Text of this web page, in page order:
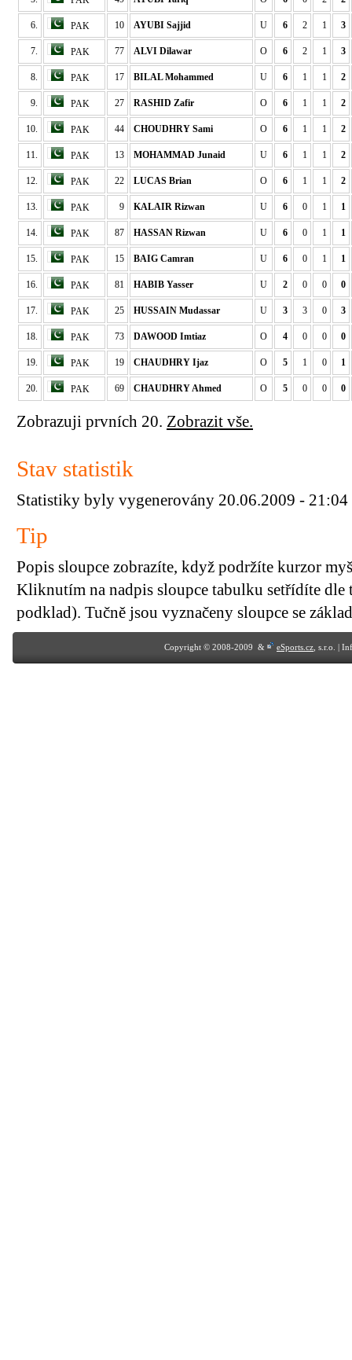
6. PAK 10 AYUBI Sajjid U 6 2 1 3
7. PAK 77 ALVI Dilawar O 6 2 1 3
8. PAK 17 BILAL Mohammed U 6 1 1 2
9. PAK 27 RASHID Zafir O 6 1 1 2
10. PAK 44 CHOUDHRY Sami O 6 1 1 2
11. PAK 13 MOHAMMAD Junaid U 6 1 1 2
12. PAK 22 LUCAS Brian O 6 1 1 2
13. PAK 9 KALAIR Rizwan U 6 0 1 1
14. PAK 87 HASSAN Rizwan U 6 0 1 1
15. PAK 15 BAIG Camran U 6 0 1 1
16. PAK 81 HABIB Yasser U 2 0 0 0
17. PAK 25 HUSSAIN Mudassar U 3 3 0 3
18. PAK 73 DAWOOD Imtiaz O 4 0 0 0
19. PAK 19 CHAUDHRY Ijaz O 5 1 0 1
20. PAK 69 CHAUDHRY Ahmed O 5 0 0 0
Zobrazuji prvních 20. Zobrazit vše.
Stav statistik
Statistiky byly vygenerovány 20.06.2009 - 21:04
Tip
Popis sloupce zobrazíte, když podržíte kurzor
Kliknutím na nadpis sloupce tabulku setřídíte dle
podklad). Tučně jsou vyznačeny sloupce se
Copyright © 2008-2009 & eSports.cz , s.r.o. |